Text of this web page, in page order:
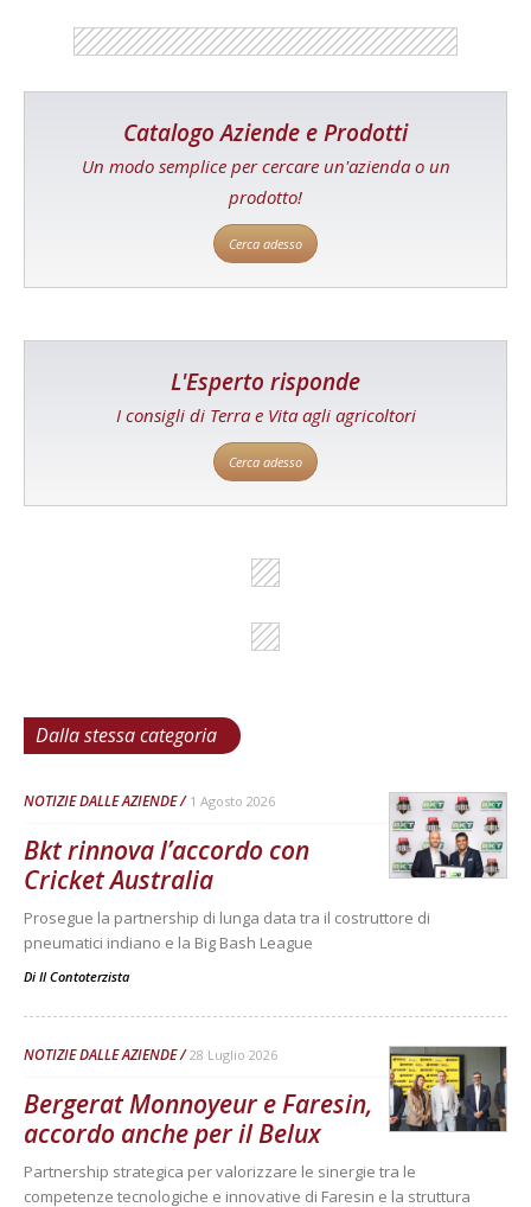
Catalogo Aziende e Prodotti
Un modo semplice per cercare un'azienda o un
prodotto!
Cerca adesso
L'Esperto risponde
I consigli di Terra e Vita agli agricoltori
Cerca adesso
Dalla stessa categoria
NOTIZIE DALLE AZIENDE 1 Agosto 2026
Bkt rinnova l’accordo con
Cricket Australia
Prosegue la partnership di lunga data tra il costruttore di
pneumatici indiano e la Big Bash League
Di Il Contoterzista
NOTIZIE DALLE AZIENDE 28 Luglio 2026
Bergerat Monnoyeur e Faresin,
accordo anche per il Belux
Partnership strategica per valorizzare le sinergie tra le
competenze tecnologiche e innovative di Faresin e la struttura